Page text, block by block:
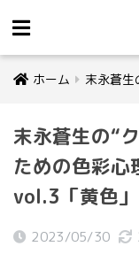
ホーム 末永蒼生
末永蒼生の“
ための色彩心
vol.3「黄色」
2023/05/30